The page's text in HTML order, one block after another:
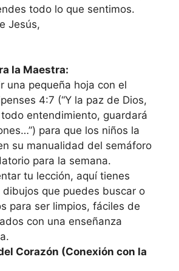
todo lo que sentimos.
Jesús,
la Maestra:
una pequeña hoja con el
4:7 (“Y la paz de Dios,
entendimiento, guardará
para que los niños la
su manualidad del semáforo
para la semana.
tu lección, aquí tienes
que puedes buscar o
para ser limpios, fáciles de
con una enseñanza
Corazón (Conexión con la